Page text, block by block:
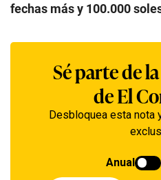
fechas más y 100.000